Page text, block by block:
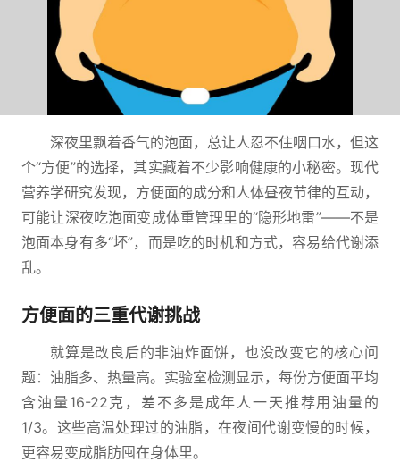
深夜里飘着香气的泡面，总让人忍不住咽口水，但这
个“方便”的选择，其实藏着不少影响健康的小秘密。现代
营养学研究发现，方便面的成分和人体昼夜节律的互动，
可能让深夜吃泡面变成体重管理里的“隐形地雷”——不是
泡面本身有多“坏”，而是吃的时机和方式，容易给代谢添
乱。
方便面的三重代谢挑战
就算是改良后的非油炸面饼，也没改变它的核心问
题：油脂多、热量高。实验室检测显示，每份方便面平均
含油量16-22克，差不多是成年人一天推荐用油量的
1/3。这些高温处理过的油脂，在夜间代谢变慢的时候，
更容易变成脂肪囤在身体里。